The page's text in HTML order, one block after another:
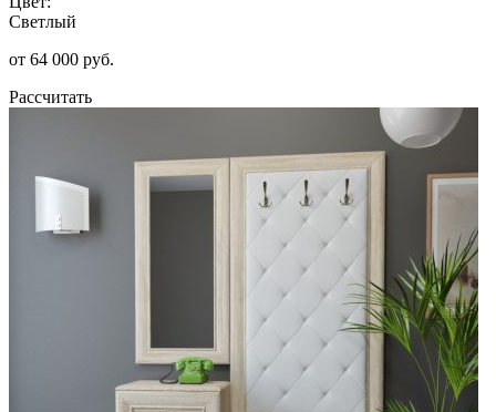
Светлый
от 64 000 руб.
Рассчитать